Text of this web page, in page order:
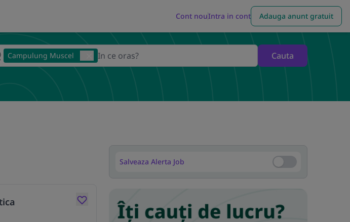
Cont nouIntra in cont Adauga anunt gratuit
Campulung Muscel Cauta
Salveaza Alerta Job Salveaza Alerta Job